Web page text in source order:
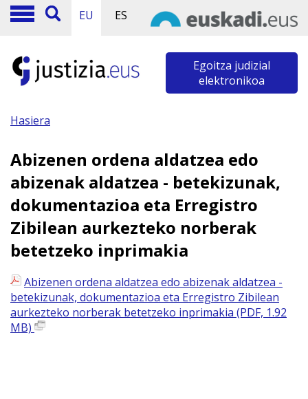
EU ES
Egoitza judizial
elektronikoa
Hasiera
Abizenen ordena aldatzea edo
abizenak aldatzea - betekizunak,
dokumentazioa eta Erregistro
Zibilean aurkezteko norberak
betetzeko inprimakia
Abizenen ordena aldatzea edo abizenak aldatzea -
betekizunak, dokumentazioa eta Erregistro Zibilean
aurkezteko norberak betetzeko inprimakia (PDF, 1.92
MB)